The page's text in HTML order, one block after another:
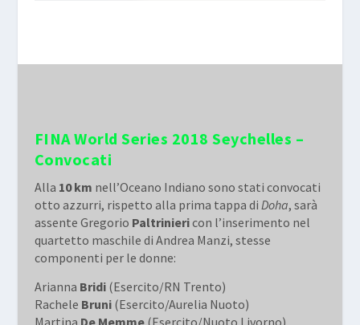
FINA World Series 2018 Seychelles –
Convocati
Alla 10 km nell’Oceano Indiano sono stati convocati
otto azzurri, rispetto alla prima tappa di Doha, sarà
assente Gregorio Paltriniericon l’inserimento nel
quartetto maschile di Andrea Manzi, stesse
componenti per le donne:
Arianna Bridi(Esercito/RN Trento)
Rachele Bruni(Esercito/Aurelia Nuoto)
Martina De Memme(Esercito/Nuoto Livorno)